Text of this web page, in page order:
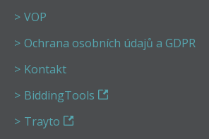
VOP
Ochrana osobních údajů a GDPR
Kontakt
BiddingTools
Trayto